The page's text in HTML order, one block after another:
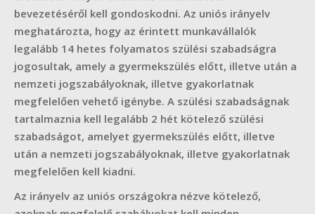
bevezetéséről kell gondoskodni. Az uniós irányelv
meghatározta, hogy az érintett munkavállalók
legalább 14 hetes folyamatos szülési szabadságra
jogosultak, amely a gyermekszülés előtt, illetve után a
nemzeti jogszabályoknak, illetve gyakorlatnak
megfelelően vehető igénybe. A szülési szabadságnak
tartalmaznia kell legalább 2 hét kötelező szülési
szabadságot, amelyet gyermekszülés előtt, illetve
után a nemzeti jogszabályoknak, illetve gyakorlatnak
megfelelően kell kiadni.
Az irányelv az uniós országokra nézve kötelező,